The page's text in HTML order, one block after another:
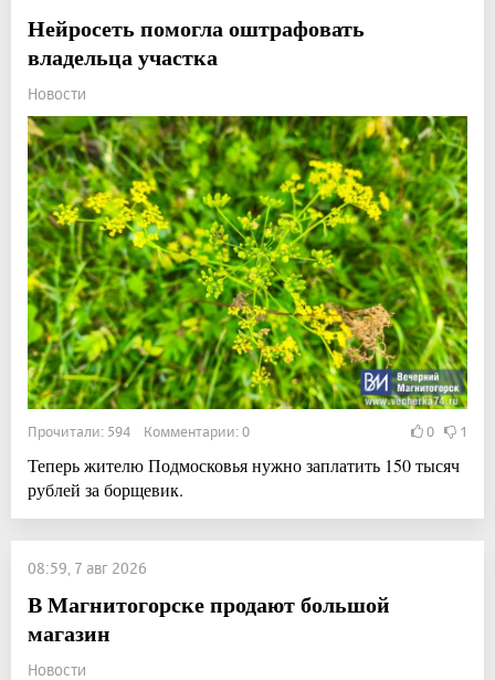
Нейросеть помогла оштрафовать
владельца участка
Новости
Прочитали: 594 Комментарии: 0 0 1
Теперь жителю Подмосковья нужно заплатить 150 тысяч
рублей за борщевик.
08:59, 7 авг 2026
В Магнитогорске продают большой
магазин
Новости